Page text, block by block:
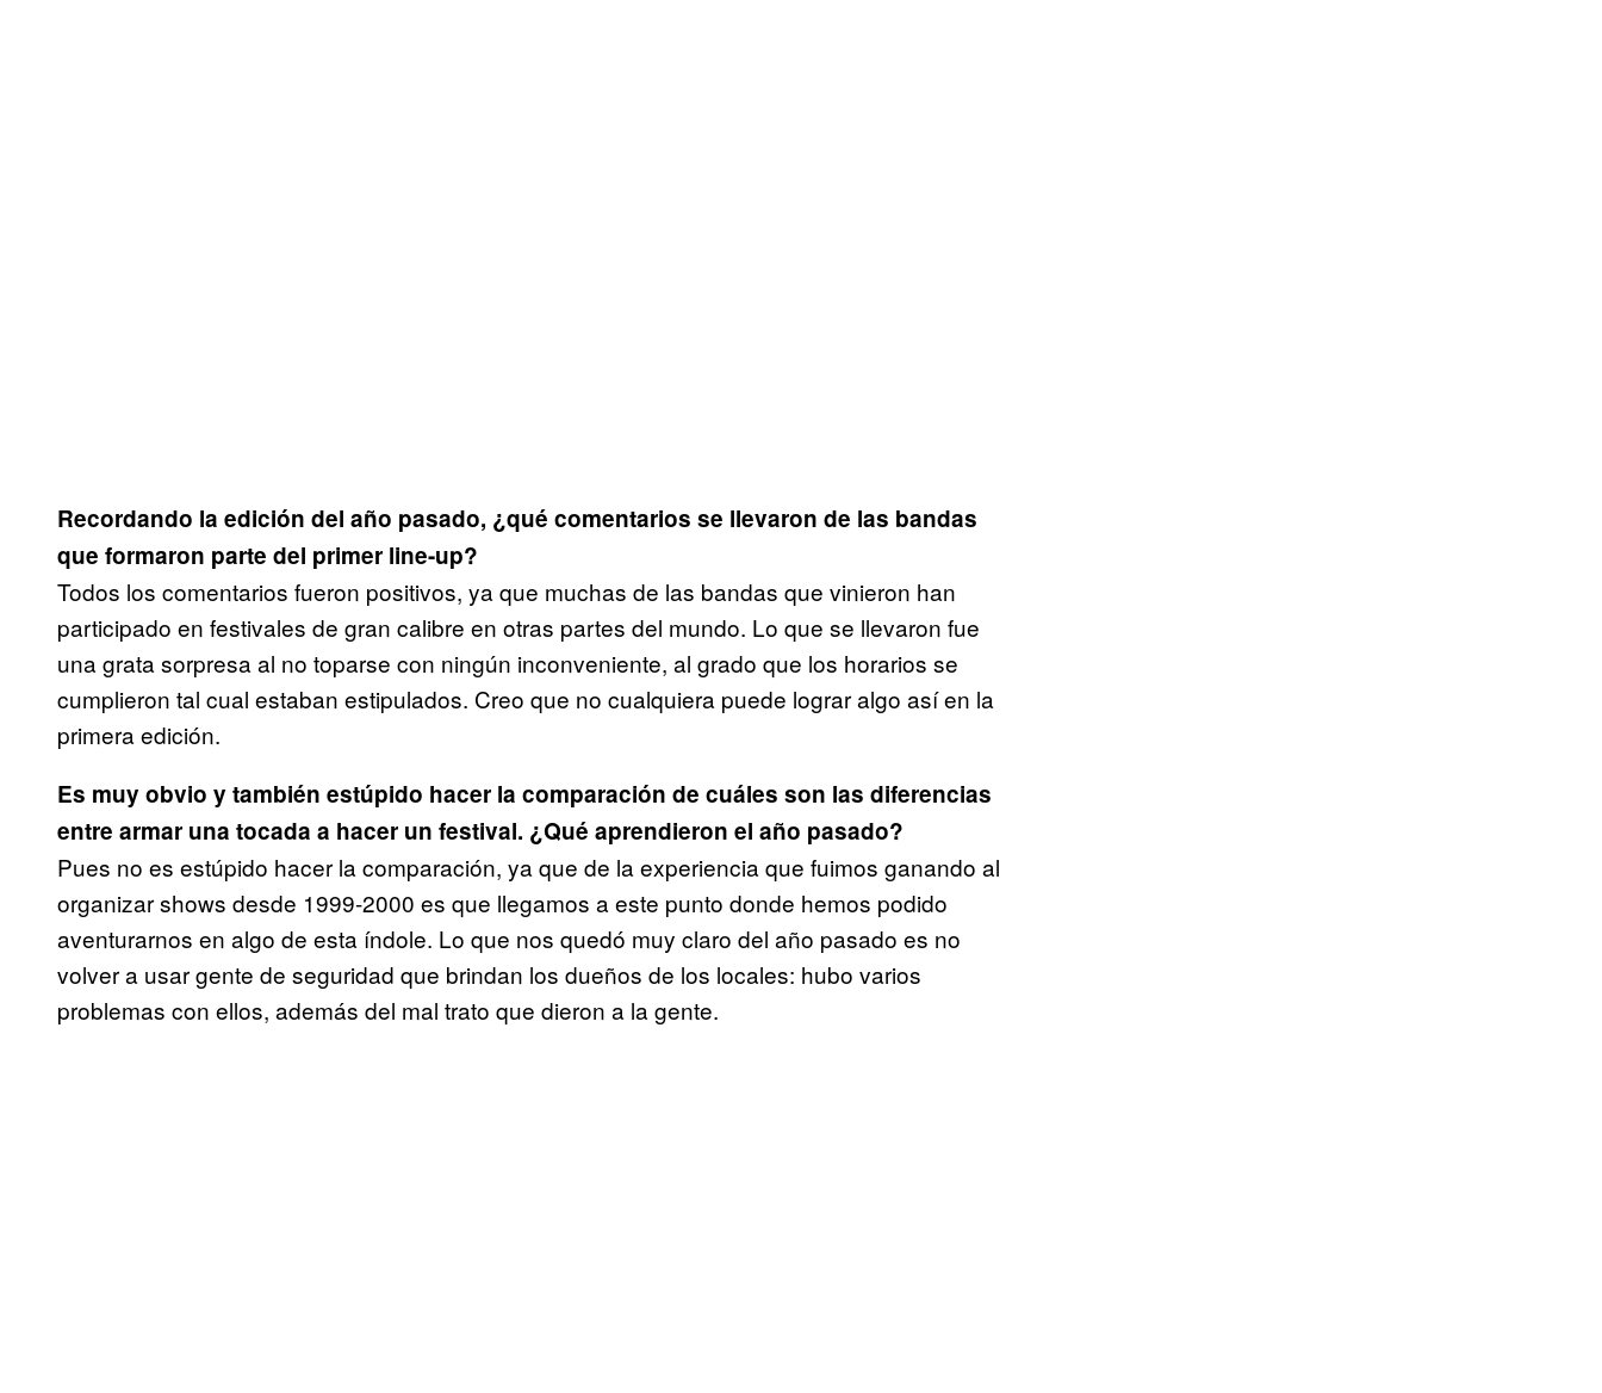
Recordando la edición del año pasado, ¿qué comentarios se llevaron de las bandas
que formaron parte del primer line-up?
Todos los comentarios fueron positivos, ya que muchas de las bandas que vinieron han
participado en festivales de gran calibre en otras partes del mundo. Lo que se llevaron fue
una grata sorpresa al no toparse con ningún inconveniente, al grado que los horarios se
cumplieron tal cual estaban estipulados. Creo que no cualquiera puede lograr algo así en la
primera edición.
Es muy obvio y también estúpido hacer la comparación de cuáles son las diferencias
entre armar una tocada a hacer un festival. ¿Qué aprendieron el año pasado?
Pues no es estúpido hacer la comparación, ya que de la experiencia que fuimos ganando al
organizar shows desde 1999-2000 es que llegamos a este punto donde hemos podido
aventurarnos en algo de esta índole. Lo que nos quedó muy claro del año pasado es no
volver a usar gente de seguridad que brindan los dueños de los locales: hubo varios
problemas con ellos, además del mal trato que dieron a la gente.